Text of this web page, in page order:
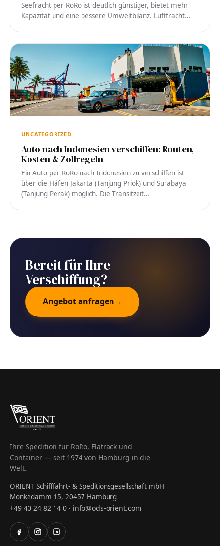
Seefracht per RoRo ist deutlich günstiger, bietet mehr
Kapazität und eine bessere Umweltbilanz. Luftfracht...
UNCATEGORIZED
Auto nach Indonesien verschiffen: Routen,
Kosten & Zollregeln
Ein Auto per RoRo nach Indonesien zu verschiffen ist
über die Häfen Jakarta (Tanjung Priok) und Surabaya
(Tanjung Perak) möglich. Die Transitzeit...
Bereit für Ihre
Verschiffung?
Angebot anfragen→
Ihre Spedition für RoRo, Flatrack und
Container — seit 1974 von Hamburg in die
Welt.
ORIENT Schifffahrt- & Speditionsgesellschaft mbH
Mönkedamm 15, 20457 Hamburg
+49 40 24 82 14 0 · info@ods-orient.com